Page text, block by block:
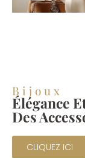
Bijoux
Élégance
Des
CLIQUEZ ICI